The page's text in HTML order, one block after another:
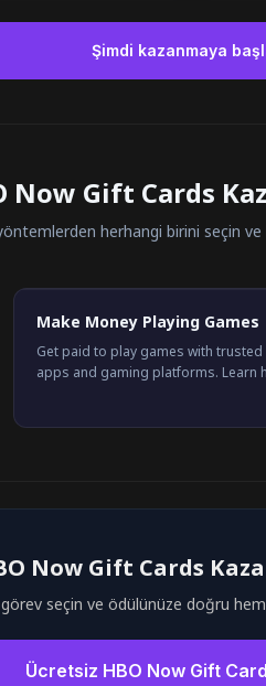
Şimdi kazanmaya
Now Gift Cards
herhangi birini seçin
Make Money Playing Games
Get paid to play games with
apps and gaming platforms. Learn
Now Gift Cards
seçin ve ödülünüze doğru
Ücretsiz HBO Now Gift